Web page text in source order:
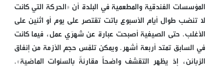
المؤسسات الفندقية والمطعمية في البلدة أن «الحركة التي كانت
لا تنضب طوال أيام الأسبوع باتت تقتصر على يوم أو اثنين على
الأغلب. حتى الصيفية أصبحت عبارة عن شهرَي عمل، فيما كانت
في السابق تمتد أربعة أشهر. ويمكن تلمّس حجم الأزمة من إنفاق
الزبائن، إذ يظهر التقشف واضحاً مقارنةً بالسنوات الماضية».